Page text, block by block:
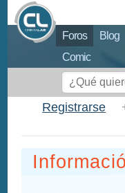
Foros Blog
Comic
Registrarse